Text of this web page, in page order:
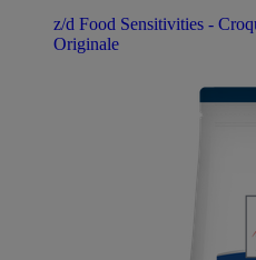
z/d Food Sensitivities -
Originale